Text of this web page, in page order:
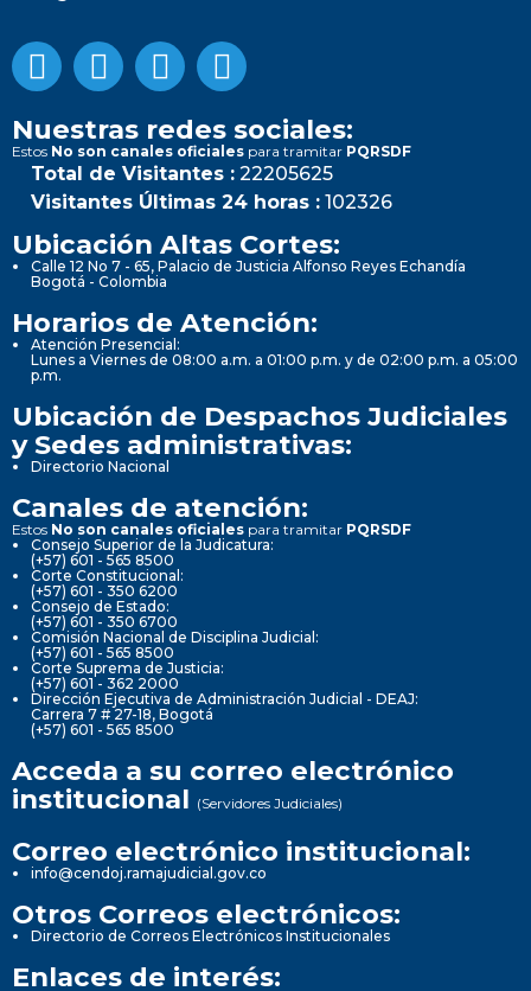
Nuestras redes sociales:
Estos No son canales oficiales para tramitar PQRSDF
Total de Visitantes : 22205625
Visitantes Últimas 24 horas : 102326
Ubicación Altas Cortes:
Calle 12 No 7 - 65, Palacio de Justicia Alfonso Reyes Echandía
Bogotá - Colombia
Horarios de Atención:
Atención Presencial:
Lunes a Viernes de 08:00 a.m. a 01:00 p.m. y de 02:00 p.m. a 05:00
p.m.
Ubicación de Despachos Judiciales
y Sedes administrativas:
Directorio Nacional
Canales de atención:
Estos No son canales oficiales para tramitar PQRSDF
Consejo Superior de la Judicatura:
(+57) 601 - 565 8500
Corte Constitucional:
(+57) 601 - 350 6200
Consejo de Estado:
(+57) 601 - 350 6700
Comisión Nacional de Disciplina Judicial:
(+57) 601 - 565 8500
Corte Suprema de Justicia:
(+57) 601 - 362 2000
Dirección Ejecutiva de Administración Judicial - DEAJ:
Carrera 7 # 27-18, Bogotá
(+57) 601 - 565 8500
Acceda a su correo electrónico
institucional (Servidores Judiciales)
Correo electrónico institucional:
info@cendoj.ramajudicial.gov.co
Otros Correos electrónicos:
Directorio de Correos Electrónicos Institucionales
Enlaces de interés: